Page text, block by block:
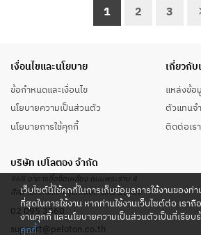
เว็บไซต์นี้ใช้คุกกี้ในการเก็บข้อมูลการใช้งานของ
ที่สุดในการใช้งาน หากท่านใช้งานเว็บไซต์ต่อ เรา
งานคุกกี้ และนโยบายความเป็นส่วนตัวเป็นที่เรียบ
คุกกี้
1 2 3
เงื่อนไขและนโยบาย
ข้อกำหนดและเงื่อนไข
นโยบายความเป็นส่วนตัว
นโยบายการใช้คุกกี้
เกี่ยวกับ
แหล่งข้อ
ตัวแทนจ
ติดต่อเรา
บริษัท เปโลตอง จำกัด
968 อาคารอื้อจือเหลียง ถนนพระราม 4
สีลม เขตบางรัก กรุงเทพมหานคร 10500
02 095 3560
support@peloton.co.th